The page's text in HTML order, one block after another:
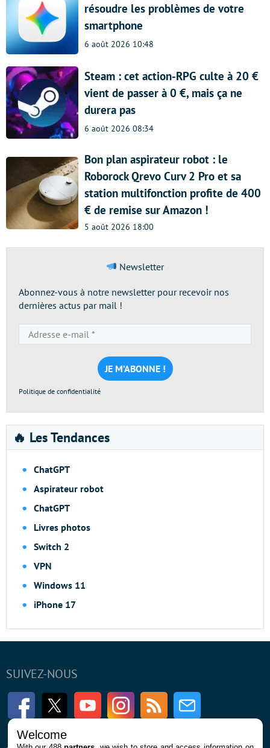
résoudre les problèmes de votre
smartphone
6 août 2026 10:48
Steam : cet action-RPG culte à 20 €
vient de passer à 0 €, mais ça ne
durera pas
6 août 2026 08:34
Bon plan aspirateur robot : le
Roborock Qrevo Curv 2 Pro et sa
station multifonction profite de 400
€ de remise sur Amazon !
5 août 2026 18:00
Newsletter
Abonnez-vous à notre newsletter pour recevoir nos
dernières actus par mail !
e-
mail
*
Politique de confidentialité
🔥 Les Tendances
ChatGPT
Aspirateur robot
ChatGPT
Livres photos
Switch 2
VPN
Windows 11
iPhone 17
SUIVEZ-NOUS
FacebookTwitter Youtube InstagramRSS Newsletter
Welcome